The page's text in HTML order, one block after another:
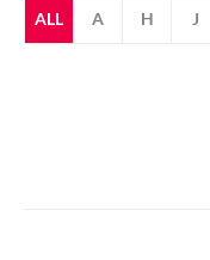
ALL A H J